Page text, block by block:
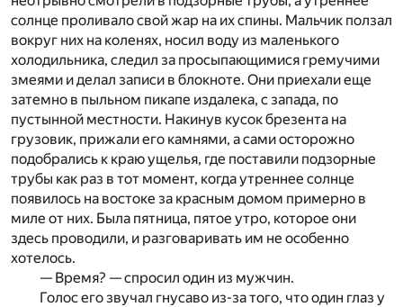
солнце проливало свой жар на их спины. Мальчик ползал
вокруг них на коленях, носил воду из маленького
холодильника, следил за просыпающимися гремучими
змеями и делал записи в блокноте. Они приехали еще
затемно в пыльном пикапе издалека, с запада, по
пустынной местности. Накинув кусок брезента на
грузовик, прижали его камнями, а сами осторожно
подобрались к краю ущелья, где поставили подзорные
трубы как раз в тот момент, когда утреннее солнце
появилось на востоке за красным домом примерно в
миле от них. Была пятница, пятое утро, которое они
здесь проводили, и разговаривать им не особенно
хотелось.
— Время? — спросил один из мужчин.
Голос его звучал гнусаво из-за того, что один глаз у